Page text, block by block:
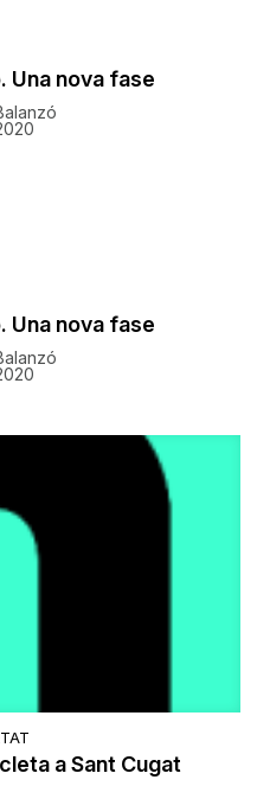
Una nova fase
Una nova fase
a Sant Cugat